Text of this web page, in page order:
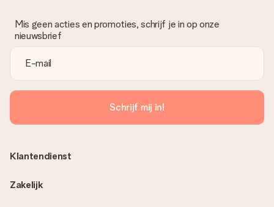
Mis geen acties en promoties, schrijf je in op onze
nieuwsbrief
Schrijf mij in!
Klantendienst
Zakelijk